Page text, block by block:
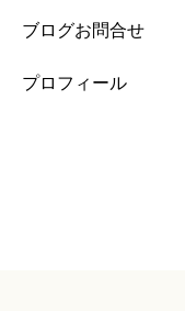
ブログお問合せ
プロフィール